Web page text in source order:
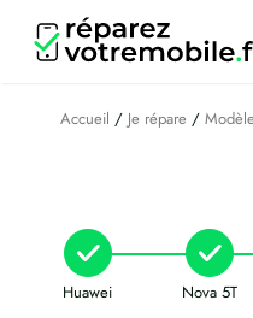
contenu
Accueil / Je répare / Modèle
Huawei Nova 5T